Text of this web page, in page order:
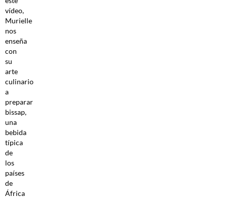
vídeo,
Murielle
nos
enseña
con
su
arte
culinario
a
preparar
bissap,
una
bebida
típica
de
los
países
de
África